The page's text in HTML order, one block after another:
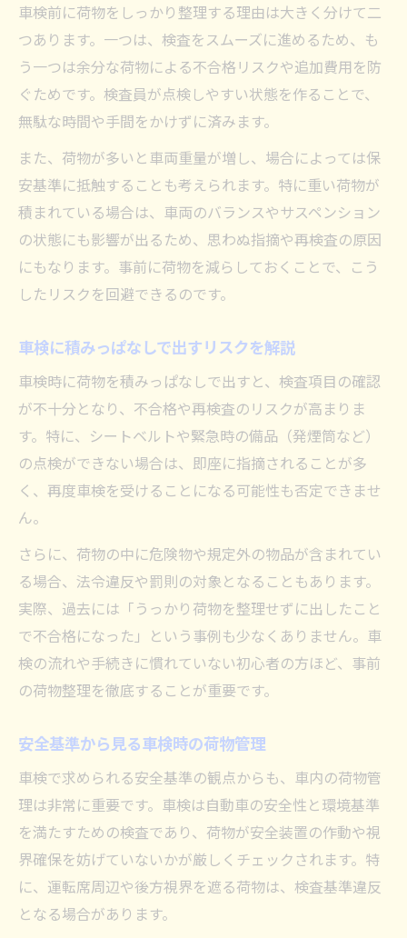
車検前に荷物をしっかり整理する理由は大きく分けて二
つあります。一つは、検査をスムーズに進めるため、も
う一つは余分な荷物による不合格リスクや追加費用を防
ぐためです。検査員が点検しやすい状態を作ることで、
無駄な時間や手間をかけずに済みます。
また、荷物が多いと車両重量が増し、場合によっては保
安基準に抵触することも考えられます。特に重い荷物が
積まれている場合は、車両のバランスやサスペンション
の状態にも影響が出るため、思わぬ指摘や再検査の原因
にもなります。事前に荷物を減らしておくことで、こう
したリスクを回避できるのです。
車検に積みっぱなしで出すリスクを解説
車検時に荷物を積みっぱなしで出すと、検査項目の確認
が不十分となり、不合格や再検査のリスクが高まりま
す。特に、シートベルトや緊急時の備品（発煙筒など）
の点検ができない場合は、即座に指摘されることが多
く、再度車検を受けることになる可能性も否定できませ
ん。
さらに、荷物の中に危険物や規定外の物品が含まれてい
る場合、法令違反や罰則の対象となることもあります。
実際、過去には「うっかり荷物を整理せずに出したこと
で不合格になった」という事例も少なくありません。車
検の流れや手続きに慣れていない初心者の方ほど、事前
の荷物整理を徹底することが重要です。
安全基準から見る車検時の荷物管理
車検で求められる安全基準の観点からも、車内の荷物管
理は非常に重要です。車検は自動車の安全性と環境基準
を満たすための検査であり、荷物が安全装置の作動や視
界確保を妨げていないかが厳しくチェックされます。特
に、運転席周辺や後方視界を遮る荷物は、検査基準違反
となる場合があります。